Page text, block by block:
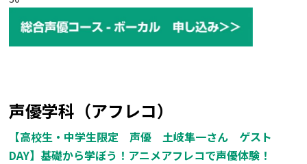
声優学科（アフレコ）
【高校生・中学生限定 声優 土岐隼一さん ゲスト
DAY】基礎から学ぼう！アニメアフレコで声優体験！